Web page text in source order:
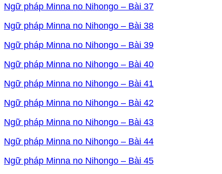
Ngữ pháp Minna no Nihongo – Bài 37
Ngữ pháp Minna no Nihongo – Bài 38
Ngữ pháp Minna no Nihongo – Bài 39
Ngữ pháp Minna no Nihongo – Bài 40
Ngữ pháp Minna no Nihongo – Bài 41
Ngữ pháp Minna no Nihongo – Bài 42
Ngữ pháp Minna no Nihongo – Bài 43
Ngữ pháp Minna no Nihongo – Bài 44
Ngữ pháp Minna no Nihongo – Bài 45